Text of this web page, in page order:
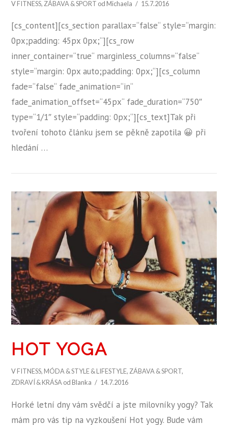
ZOBRAZIT PŘÍSPĚVEK
VFITNESS, ZÁBAVA & SPORT od Michaela 15.7.2016
[cs_content][cs_section parallax=“false“ style=“margin:
0px;padding: 45px 0px;“][cs_row
inner_container=“true“ marginless_columns=“false“
style=“margin: 0px auto;padding: 0px;“][cs_column
fade=“false“ fade_animation=“in“
fade_animation_offset=“45px“ fade_duration=“750″
type=“1/1″ style=“padding: 0px;“][cs_text]Tak při
tvoření tohoto článku jsem se pěkně zapotila 😀 při
hledání …
HOT YOGA
VFITNESS, MÓDA & STYLE & LIFESTYLE, ZÁBAVA & SPORT,
ZDRAVÍ & KRÁSA od Blanka 14.7.2016
Horké letní dny vám svědčí a jste milovníky yogy? Tak
mám pro vás tip na vyzkoušení Hot yogy. Bude vám